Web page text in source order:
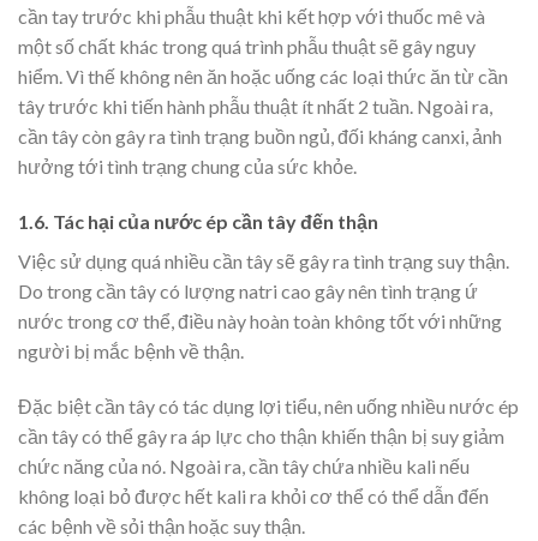
cần tay trước khi phẫu thuật khi kết hợp với thuốc mê và
một số chất khác trong quá trình phẫu thuật sẽ gây nguy
hiểm.Vì thế không nên ăn hoặc uống các loại thức ăn từ cần
tây trước khi tiến hành phẫu thuật ít nhất 2 tuần. Ngoài ra,
cần tây còn gây ra tình trạng buồn ngủ, đối kháng canxi, ảnh
hưởng tới tình trạng chung của sức khỏe.
1.6. Tác hại của nước ép cần tây đến thận
Việc sử dụng quá nhiều cần tây sẽ gây ra tình trạng suy thận.
Do trong cần tây có lượng natri cao gây nên tình trạng ứ
nước trong cơ thể, điều này hoàn toàn không tốt với những
người bị mắc bệnh về thận.
Đặc biệt cần tây có tác dụng lợi tiểu, nên uống nhiều nước ép
cần tây có thể gây ra áp lực cho thận khiến thận bị suy giảm
chức năng của nó. Ngoài ra, cần tây chứa nhiều kali nếu
không loại bỏ được hết kali ra khỏi cơ thể có thể dẫn đến
các bệnh về sỏi thận hoặc suy thận.